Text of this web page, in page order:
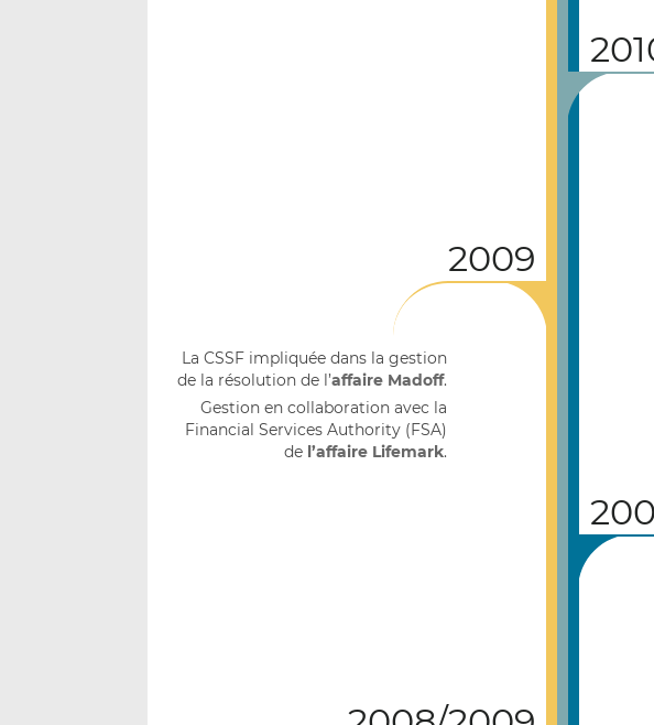
2009
La CSSF impliquée dans la gestion
de la résolution de l’affaire Madoff.
Gestion en collaboration avec la
Financial Services Authority (FSA)
de l’affaire Lifemark.